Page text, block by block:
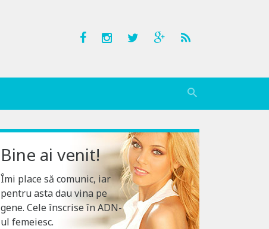
Bine ai venit!
Îmi place să comunic, iar
pentru asta dau vina pe
gene. Cele înscrise în ADN-
ul femeiesc.